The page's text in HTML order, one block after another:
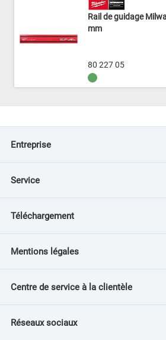
80 227 05
Rail de guidage
mm
Entreprise
Service
Téléchargement
Mentions légales
Centre de service à la clientèle
Réseaux sociaux